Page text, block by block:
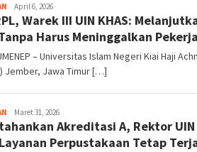
areanews
April 6, 2026
Warek III UIN KHAS:
Harus Meninggalkan
– Universitas Islam Negeri Kiai Haji
Jember, Jawa Timur […]
areanews
Maret 31, 2026
Akreditasi A, Rektor UIN
Perpustakaan Tetap